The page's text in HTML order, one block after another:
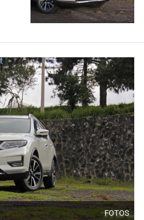
FOTOS